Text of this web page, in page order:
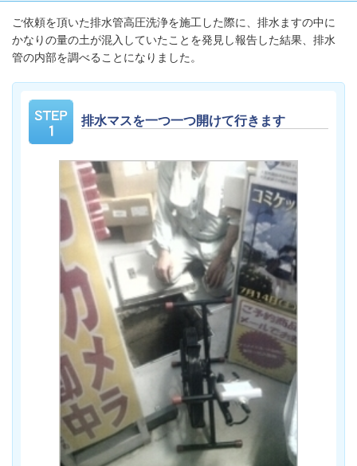
ご依頼を頂いた排水管高圧洗浄を施工した際に、排水ますの中に
かなりの量の土が混入していたことを発見し報告した結果、排水
管の内部を調べることになりました。
排水マスを一つ一つ開けて行きます